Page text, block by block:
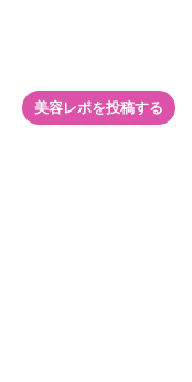
#コスメ好きさんとつ
美容レポを投稿する